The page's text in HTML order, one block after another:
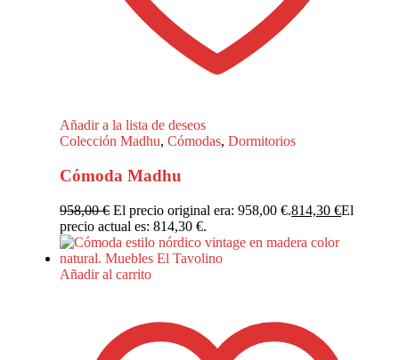
Añadir a la lista de deseos
Colección Madhu,Cómodas,Dormitorios
Cómoda Madhu
958,00€ El precio original era: 958,00 €.814,30€El
precio actual es: 814,30 €.
Añadir al carrito